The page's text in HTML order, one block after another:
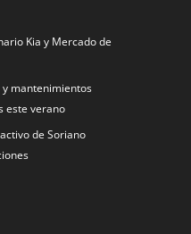
Kia y Mercado de
y mantenimientos
este verano
de Soriano